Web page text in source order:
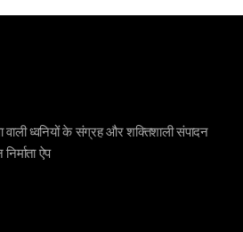
ध्वनियों के संग्रह और शक्तिशाली संपादन
ऐप